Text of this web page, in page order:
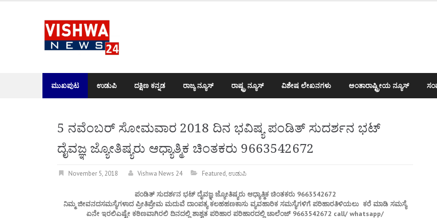
ಮುಖಪುಟ ಉಡುಪಿ ದಕ್ಷಿಣ ಕನ್ನಡ ರಾಜ್ಯ ನ್ಯೂಸ್ ರಾಷ್ಟ್ರ ನ್ಯೂಸ್ ವಿಶೇಷ ಲೇಖನಗಳು ಅಂತಾರಾಷ್ಟ್ರೀಯ ನ್ಯೂಸ್
5 ನವೆಂಬರ್ ಸೋಮವಾರ 2018 ದಿನ ಭವಿಷ್ಯ ಪಂಡಿತ್ ಸುದರ್ಶನ ಭಟ್
ದೈವಜ್ಞ ಜ್ಯೋತಿಷ್ಯರು ಆಧ್ಯಾತ್ಮಿಕ ಚಿಂತಕರು 9663542672
November 5, 2018 Vishwa News 24 Featured,ಉಡುಪಿ
ಪಂಡಿತ್ ಸುದರ್ಶನ ಭಟ್ ದೈವಜ್ಞ ಜ್ಯೋತಿಷ್ಯರು ಆಧ್ಯಾತ್ಮಿಕ ಚಿಂತಕರು 9663542672
ನಿಮ್ಮ ಜೀವನದಸಮಸ್ಯೆಗಳಾದ ಪ್ರೀತಿಪ್ರೇಮ ಮದುವೆ ದಾಂಪತ್ಯ ಕಲಹಹಣಕಾಸು ವ್ಯವಹಾರಿಕ ಸಮಸ್ಯೆಗಳಿಗೆ ಪರಿಹಾರತಿಳಿಯಲು ಕರೆ ಮಾಡಿ ಸಮಸ್ಯೆ
ಏನೇ ಇರಲಿಎಷ್ಟೇ ಕಠಿಣವಾಗಿರಲಿ ದಿನದಲ್ಲಿ ಶಾಶ್ವತ ಪರಿಹಾರ ಪರಿಹಾರದಲ್ಲಿ ಚಾಲೆಂಜ್ 9663542672 call/ whatsapp/